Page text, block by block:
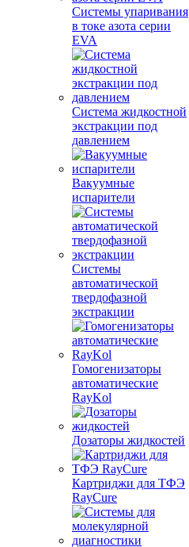
Системы упаривания
в токе азота серии
EVA
Система жидкостной
экстракции под
давлением
Вакуумные
испарители
Системы
автоматической
твердофазной
экстракции
Гомогенизаторы
автоматические
RayKol
Дозаторы жидкостей
Картриджи для ТФЭ
RayCure